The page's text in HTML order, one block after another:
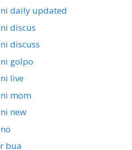
daily updated
discus
discuss
golpo
live
mom
new
bua